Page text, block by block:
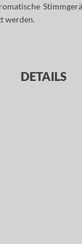
werden.
DETAILS